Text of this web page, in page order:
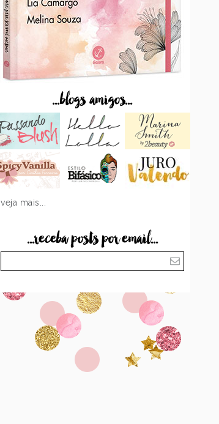
...blogs amigos...
veja mais...
...receba posts por email...